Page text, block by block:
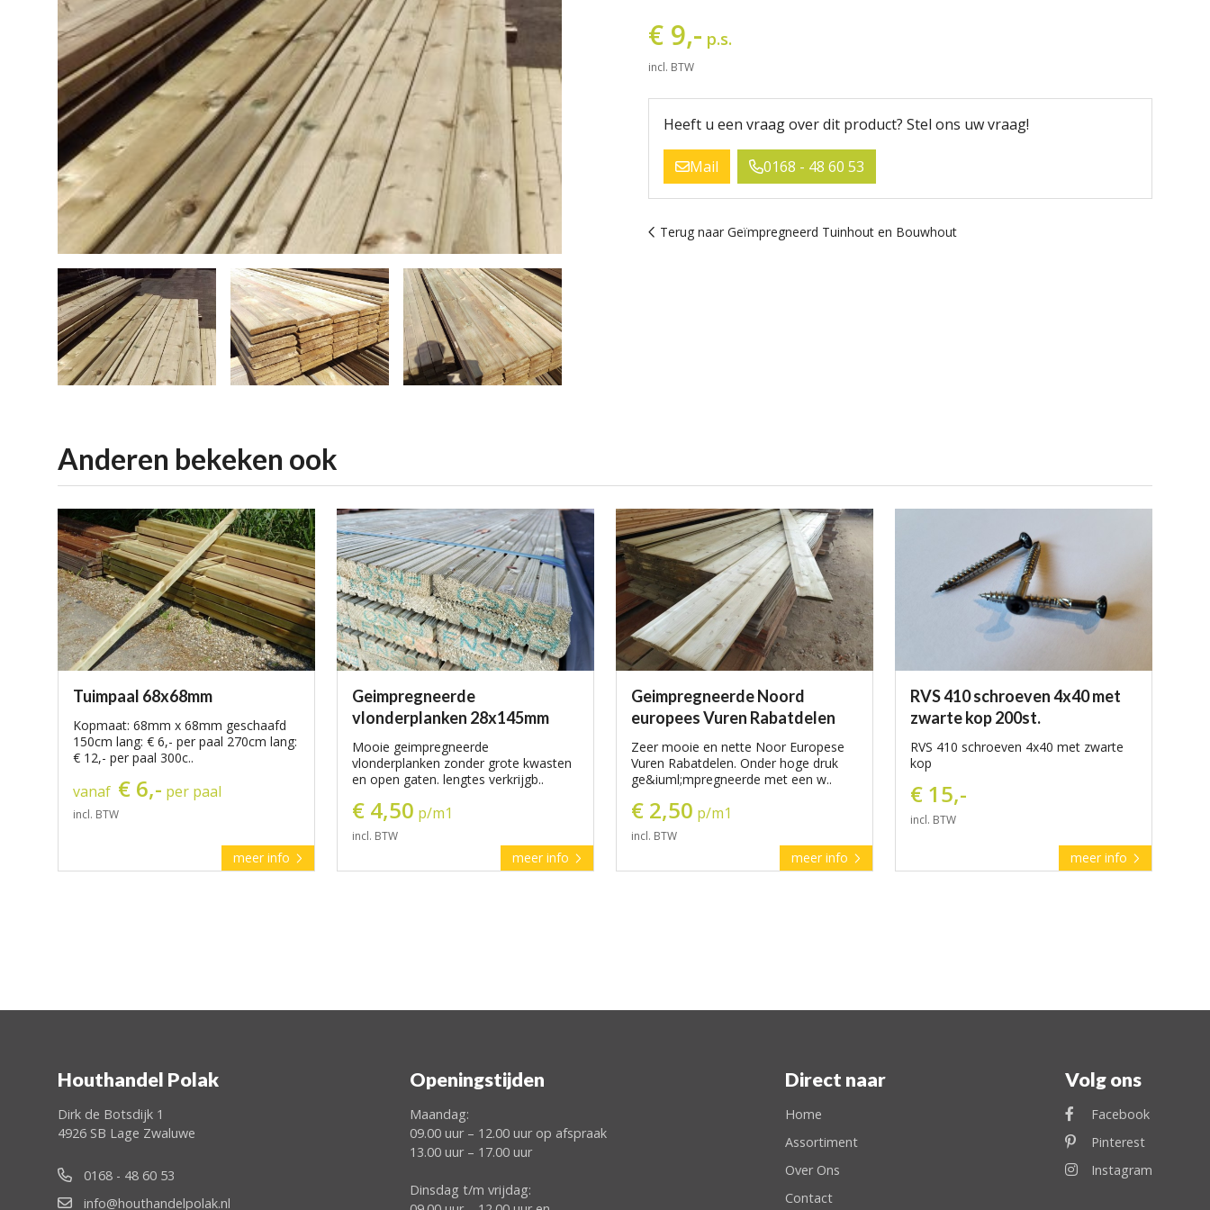
Bouwhout
Hardhout tuinhout
Tops elektrische gitaar
Douglas tuinhout
Steigerhout
Plaatmateriaal
Bouwhout
Vloerdelen
Siberisch Lariks
Geschuurde boomstambladen
Opruiming / Speciale
Realisaties van onze klanten
€ 9,- p.s.
incl. BTW
Heeft u een vraag over dit product? Stel ons uw vraag!
Mail 0168 - 48 60 53
Terug naar Geïmpregneerd Tuinhout en Bouwhout
Anderen bekeken ook
Tuimpaal 68x68mm
Kopmaat: 68mm x 68mm geschaafd
150cm lang: € 6,- per paal 270cm lang:
€ 12,- per paal 300c..
vanaf € 6,- per paal
incl. BTW
meer info
Geimpregneerde
vlonderplanken 28x145mm
Mooie geimpregneerde
vlonderplanken zonder grote kwasten
en open gaten. lengtes verkrijgb..
€ 4,50 p/m1
incl. BTW
meer info
Geimpregneerde Noord
europees Vuren Rabatdelen
Zeer mooie en nette Noor Europese
Vuren Rabatdelen. Onder hoge druk
ge&iuml;mpregneerde met een w..
€ 2,50 p/m1
incl. BTW
meer info
RVS 410 schroeven 4x40 met
zwarte kop 200st.
RVS 410 schroeven 4x40 met zwarte
kop
€ 15,-
incl. BTW
meer info
Houthandel Polak
Dirk de Botsdijk 1
4926 SB Lage Zwaluwe
0168 - 48 60 53
info@houthandelpolak.nl
Openingstijden
Maandag:
09.00 uur – 12.00 uur op afspraak
13.00 uur – 17.00 uur
Dinsdag t/m vrijdag:
Direct naar
Home
Assortiment
Over Ons
Contact
Volg ons
Facebook
Pinterest
Instagram